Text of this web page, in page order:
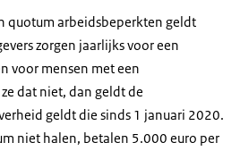
quotum arbeidsbeperkten geldt
zorgen jaarlijks voor een
voor mensen met een
dat niet, dan geldt de
geldt die sinds 1 januari 2020.
niet halen, betalen 5.000 euro per